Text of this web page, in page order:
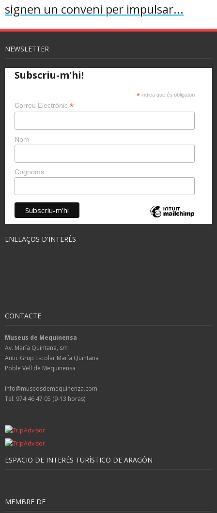
signen un conveni per impulsar...
NEWSLETTER
Subscriu-m'hi!
* indica que és obligatori
Correu Electrònic *
Nom
Cognoms
ENLLAÇOS D'INTERÈS
CONTACTE
Museus de Mequinensa
Av. María Quintana, s/n
Antic Grup Escolar María Quintana
Poble Vell de Mequinensa
info@museosdemequinenza.com
Tel. 974 46 47 05 (9-13 horas)
ESPACIO DE INTERÉS TURÍSTICO DE ARAGÓN
MEMBRE DE